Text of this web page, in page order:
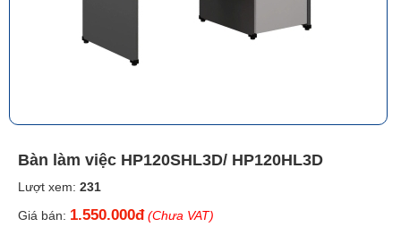
Bàn làm việc HP120SHL3D/ HP120HL3D
Lượt xem: 231
Giá bán: 1.550.000đ (Chưa VAT)